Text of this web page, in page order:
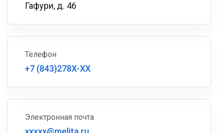
Гафури, д. 46
Телефон
+7 (843)278X-XX
Электронная почта